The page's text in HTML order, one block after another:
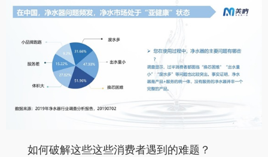
如何破解这些这些消费者遇到的难题？